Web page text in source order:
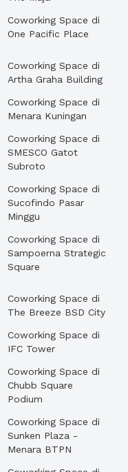
Coworking Space di
One Pacific Place
Coworking Space di
Artha Graha Building
Coworking Space di
Menara Kuningan
Coworking Space di
SMESCO Gatot
Subroto
Coworking Space di
Sucofindo Pasar
Minggu
Coworking Space di
Sampoerna Strategic
Square
Coworking Space di
The Breeze BSD City
Coworking Space di
IFC Tower
Coworking Space di
Chubb Square
Podium
Coworking Space di
Sunken Plaza -
Menara BTPN